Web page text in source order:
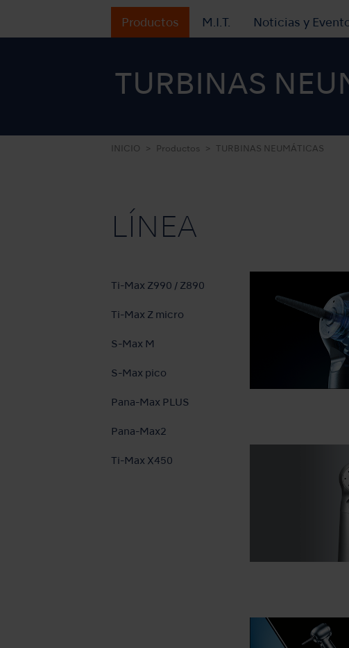
Productos M.I.T. Noticias y
TURBINAS
INICIO Productos TURBINAS NEUMÁTICAS
LÍNEA
Ti-Max Z990 / Z890
Ti-Max Z micro
S-Max M
S-Max pico
Pana-Max PLUS
Pana-Max2
Ti-Max X450